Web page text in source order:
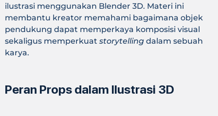
ilustrasi menggunakan Blender 3D. Materi ini
membantu kreator memahami bagaimana objek
pendukung dapat memperkaya komposisi visual
sekaligus memperkuat storytelling dalam sebuah
karya.
Peran Props dalam Ilustrasi 3D